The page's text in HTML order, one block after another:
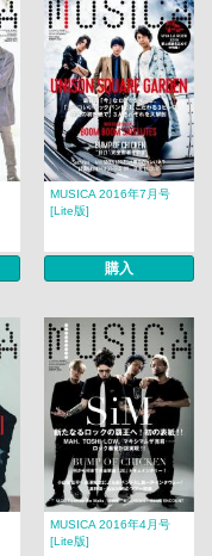
MUSICA 2016年7月号
[Lite版]
購入
MUSICA 2016年4月号
[Lite版]